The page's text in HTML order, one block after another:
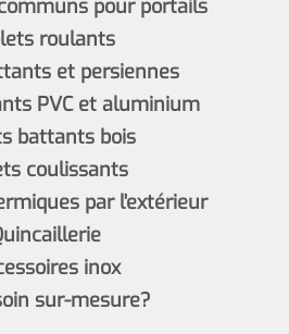
pour portails
roulants
et persiennes
PVC et aluminium
battants bois
coulissants
par l'extérieur
inox
sur-mesure?